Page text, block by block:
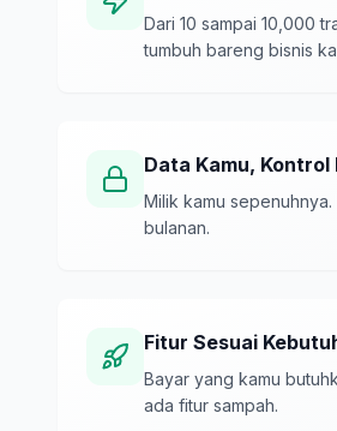
Dari 10 sampai 10,000
tumbuh bareng bisnis
Data Kamu, Kontrol
Milik kamu sepenuhnya.
bulanan.
Fitur Sesuai
Bayar yang kamu
ada fitur sampah.